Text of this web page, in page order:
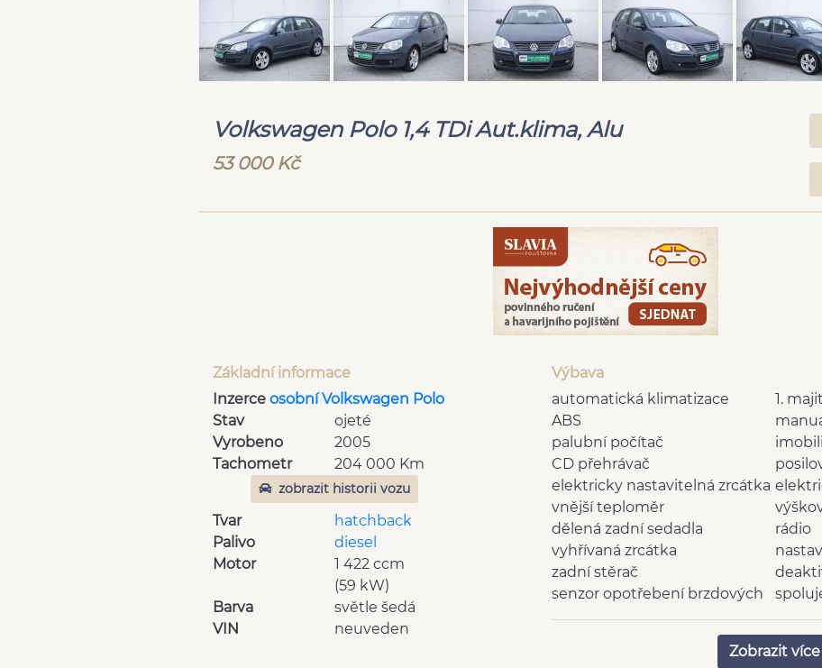
Volkswagen Polo 1,4 TDi Aut.klima, Alu
53 000 Kč
Základní informace
Inzerce osobní Volkswagen Polo
Stav
ojeté
Vyrobeno
2005
Tachometr
204 000 Km
zobrazit historii vozu
Tvar
hatchback
Palivo
diesel
Motor
1 422 ccm
(59 kW)
Barva
světle šedá
VIN
neuveden
Výbava
1.
automatická klimatizace
ABS
palubní počítač
CD přehrávač
elektricky nastavitelná zrcátka
vnější teploměr
rádio
dělená zadní sedadla
vyhřívaná zrcátka
zadní stěrač
senzor opotřebení brzdových
destiček
klimatizovaná přihrádka
Zobrazit více